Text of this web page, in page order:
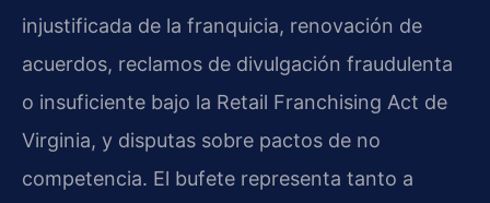
injustificada de la franquicia, renovación de
acuerdos, reclamos de divulgación fraudulenta
o insuficiente bajo la Retail Franchising Act de
Virginia, y disputas sobre pactos de no
competencia. El bufete representa tanto a